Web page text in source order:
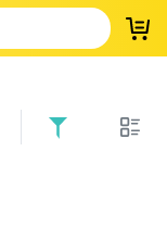
登